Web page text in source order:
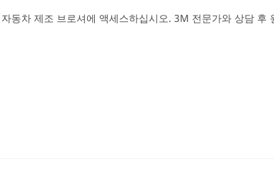
동차 제조 브로셔에 액세스하십시오. 3M 전문가와 상담 후